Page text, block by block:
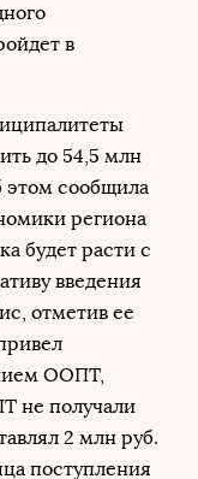
в
до 54,5 млн
этом сообщила
региона
будет расти с
введения
отметив ее
ООПТ,
не получали
2 млн руб.
поступления